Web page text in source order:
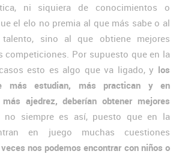
ni siquiera de conocimientos o
el elo no premia al que más sabe o al
sino al que obtiene mejores
competiciones. Por supuesto que en la
esto es algo que va ligado, y los
más estudian, más practican y en
ajedrez, deberían obtener mejores
no siempre es así, puesto que en la
en juego muchas cuestiones
nos podemos encontrar con niños o